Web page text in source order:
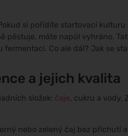
si pořídíte startovací
pěstuje, máte napůl vyhráno.
fermentaci. Co ale dál? Jak se
a jejich kvalita
složek: čaje, cukru a vody.
nebo zelený čaj bez příchutí